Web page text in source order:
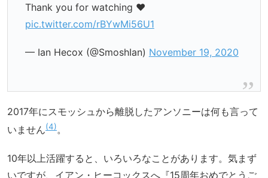
Thank you for watching ❤️
pic.twitter.com/rBYwMi56U1
— Ian Hecox (@SmoshIan) November 19, 2020
2017年にスモッシュから離脱したアンソニーは何も言って
いません 4 。
10年以上活躍すると、いろいろなことがあります。気まず
いですが、イアン・ヒーコックスへ『15周年おめでとうご